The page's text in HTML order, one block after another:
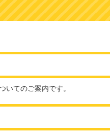
いてのご案内です。